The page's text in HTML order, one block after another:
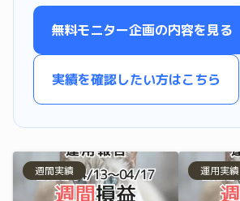
無料モニター企画の内容を見る
実績を確認したい方はこちら
週間実績 運用実績